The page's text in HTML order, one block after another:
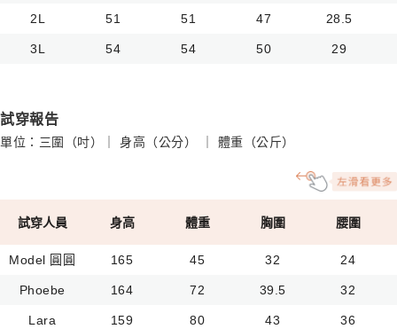
2L 51 51 47 28.5
3L 54 54 50 29
試穿報告
單位：三圍（吋）｜ 身高（公分） ｜ 體重（公斤）
試穿人員 身高 體重 胸圍 腰圍
Model 圓圓 165 45 32 24
Phoebe 164 72 39.5 32
Lara 159 80 43 36